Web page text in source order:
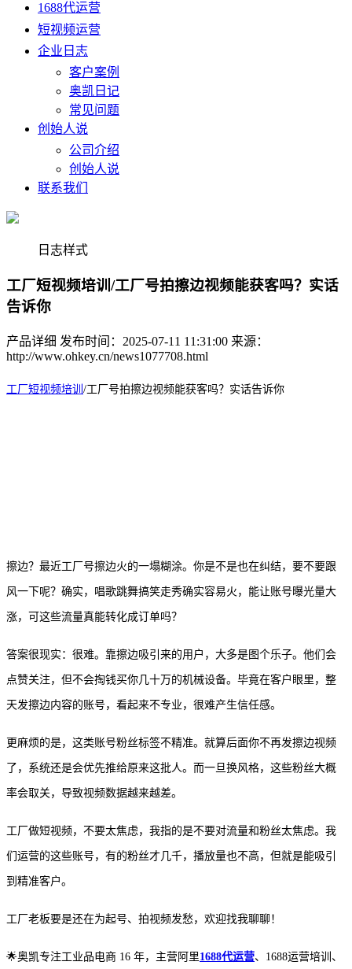
1688代运营
短视频运营
企业日志
客户案例
奥凯日记
常见问题
创始人说
公司介绍
创始人说
联系我们
日志样式
工厂短视频培训/工厂号拍擦边视频能获客吗？实话
告诉你
产品详细 发布时间：2025-07-11 11:31:00 来源：
http://www.ohkey.cn/news1077708.html
工厂短视频培训 /工厂号拍擦边视频能获客吗？实话告诉你
擦边？最近工厂号擦边火的一塌糊涂。你是不是也在纠结，要不要跟
风一下呢？确实，唱歌跳舞搞笑走秀确实容易火，能让账号曝光量大
涨， 可这些流量真能转化成订单吗？
答案很现实：很难。靠擦边吸引来的用户，大多是图个乐子。他们会
点赞关注，但不会掏钱买你几十万的机械设备。毕竟在客户眼里，整
天发擦边内容的账号，看起来不专业，很难产生信任感。
更麻烦的是，这类账号粉丝标签不精准。就算后面你不再发擦边视频
了，系统还是会优先推给原来这批人。而一旦换风格，这些粉丝大概
率会取关，导致视频数据越来越差。
工厂做短视频，不要太焦虑，我指的是不要对流量和粉丝太焦虑。我
们运营的这些账号，有的粉丝才几千，播放量也不高，但就是能吸引
到精准客户。
工厂老板要是还在为起号、拍视频发愁，欢迎找我聊聊！
🌟奥凯专注工业品电商 16 年，主营阿里1688代运营、1688运营培训、